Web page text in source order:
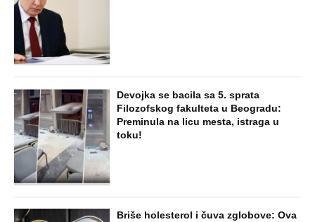
Devojka se bacila sa 5. sprata
Filozofskog fakulteta u Beogradu:
Preminula na licu mesta, istraga u
toku!
Briše holesterol i čuva zglobove: Ova